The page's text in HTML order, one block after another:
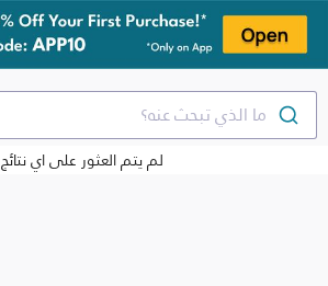
ما الذي تبحث عنه؟
لم يتم العثور على اي نتائج